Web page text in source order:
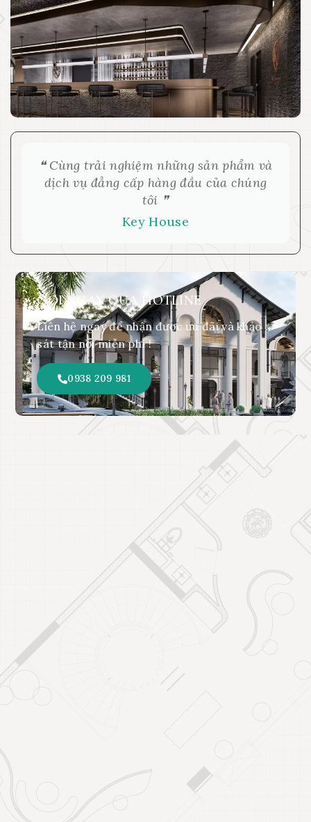
❝Cùng trải nghiệm những sản phẩm và
dịch vụ đẳng cấp hàng đầu của chúng
tôi ❞
Key House
GỌI NGAY QUA HOTLINE
Liên hệ ngay để nhận được ưu đãi và khảo
sát tận nơi miễn phí !
0938 209 981
BIỆT THỰ LÊ VĂN VIỆT
Xem chi tiết
BIỆT THỰ PHONG PHÚ
Xem chi tiết
THANH BÌNH RESORT
Xem chi tiết
CAFE THỦ ĐỨC